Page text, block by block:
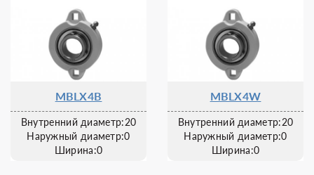
MBLX4B
Внутренний диаметр:20
Наружный диаметр:0
Ширина:0
MBLX4W
Внутренний диаметр:20
Наружный диаметр:0
Ширина:0